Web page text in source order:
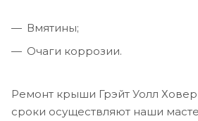
Вмятины;
Очаги коррозии.
Ремонт крыши Грэйт Уолл
сроки осуществляют наши